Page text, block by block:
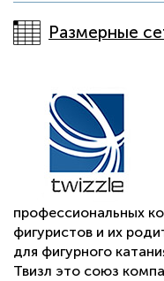
Размерные
профессиональных
фигуристов и их
для фигурного
Твизл это союз